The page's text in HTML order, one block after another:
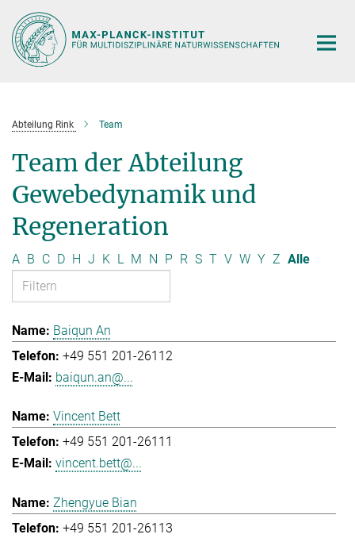
Hauptinhalt
Abteilung Rink Team
Team der Abteilung
Gewebedynamik und
Regeneration
A B C D H J K L M N P R S T V W Y Z Alle
Baiqun An
+49 551 201-26112
baiqun.an@...
Vincent Bett
+49 551 201-26111
vincent.bett@...
Zhengyue Bian
+49 551 201-26113